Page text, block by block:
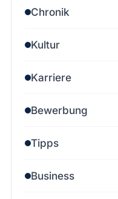
Chronik
Kultur
Karriere
Bewerbung
Tipps
Business